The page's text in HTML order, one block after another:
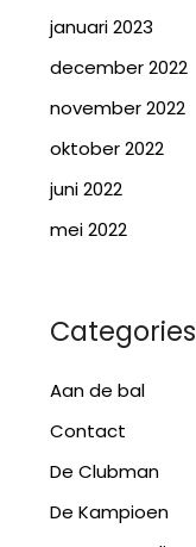
januari 2023
december 2022
november 2022
oktober 2022
juni 2022
mei 2022
Categories
Aan de bal
Contact
De Clubman
De Kampioen